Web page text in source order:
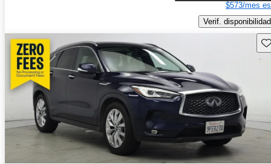
$573/mes
Verif. disponibilidad